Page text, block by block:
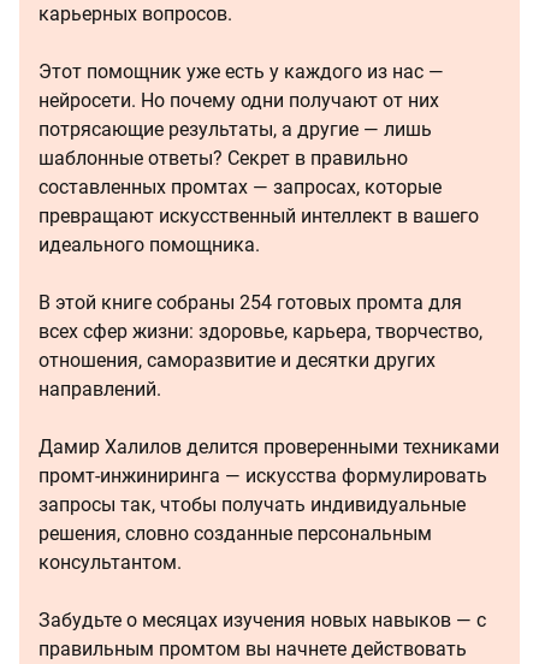
карьерных вопросов.
Этот помощник уже есть у каждого из нас —
нейросети. Но почему одни получают от них
потрясающие результаты, а другие — лишь
шаблонные ответы? Секрет в правильно
составленных промтах — запросах, которые
превращают искусственный интеллект в вашего
идеального помощника.
В этой книге собраны 254 готовых промта для
всех сфер жизни: здоровье, карьера, творчество,
отношения, саморазвитие и десятки других
направлений.
Дамир Халилов делится проверенными техниками
промт-инжиниринга — искусства формулировать
запросы так, чтобы получать индивидуальные
решения, словно созданные персональным
консультантом.
Забудьте о месяцах изучения новых навыков — с
правильным промтом вы начнете действовать